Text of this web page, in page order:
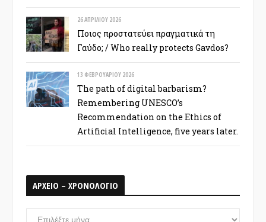
26 ΑΠΡΙΛΊΟΥ 2026
Ποιος προστατεύει πραγματικά τη
Γαύδο; / Who really protects Gavdos?
13 ΦΕΒΡΟΥΑΡΊΟΥ 2026
The path of digital barbarism?
Remembering UNESCO’s
Recommendation on the Ethics of
Artificial Intelligence, five years later.
ΑΡΧΕΙΟ – ΧΡΟΝΟΛΟΓΙΟ
ΑΡΧΕΙΟ